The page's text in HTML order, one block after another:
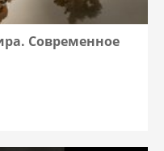
Современное